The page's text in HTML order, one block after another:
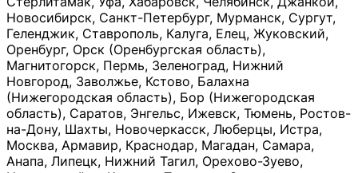
Новосибирск, Санкт-Петербург, Мурманск, Сургут,
Геленджик, Ставрополь, Калуга, Елец, Жуковский,
Оренбург, Орск (Оренбургская область),
Магнитогорск, Пермь, Зеленоград, Нижний
Новгород, Заволжье, Кстово, Балахна
(Нижегородская область), Бор (Нижегородская
область), Саратов, Энгельс, Ижевск, Тюмень, Ростов-
на-Дону, Шахты, Новочеркасск, Люберцы, Истра,
Москва, Армавир, Краснодар, Магадан, Самара,
Анапа, Липецк, Нижний Тагил, Орехово-Зуево,